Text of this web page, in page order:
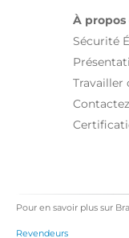
À propos
Sécurité
Travailler
Pour en savoir plus sur
Revendeurs